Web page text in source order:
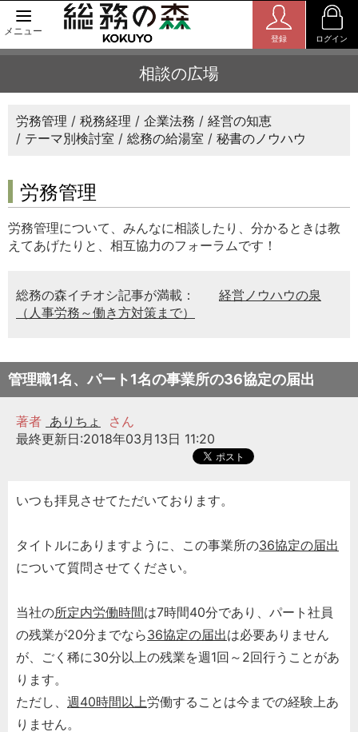
メニュー
登録 ログイン
相談の広場
労務管理 税務経理 企業法務
経営の知恵
テーマ別検討室
総務の給湯室 秘書のノウハウ
労務管理
労務管理について、みんなに相談したり、分かるときは教
えてあげたりと、相互協力のフォーラムです！
総務の森イチオシ記事が満載：
経営ノウハウの泉
（人事労務～働き方対策まで）
管理職1名、パート1名の事業所の36協定の届出
著者 ありちょ
さん
最終更新日:2018年03月13日 11:20
いつも拝見させてただいております。
タイトルにありますように、この事業所の36協定の届出
について質問させてください。
当社の所定内労働時間は7時間40分であり、パート社員
の残業が20分までなら36協定の届出は必要ありません
が、ごく稀に30分以上の残業を週1回～2回行うことがあ
ります。
ただし、 週40時間以上労働することは今までの経験上あ
りません。